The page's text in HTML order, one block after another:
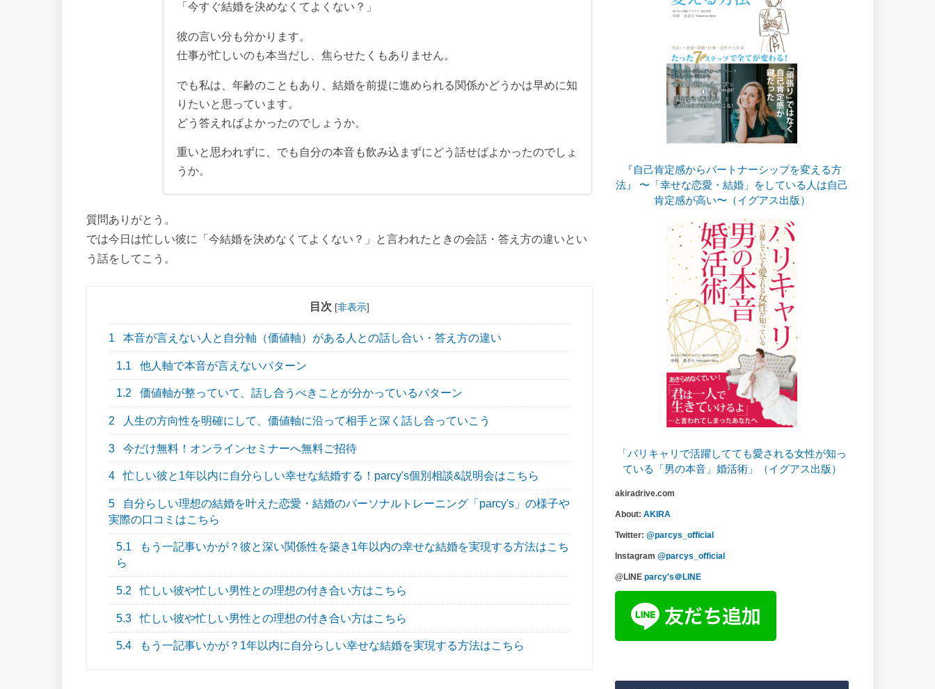
「今すぐ結婚を決めなくてよくない？」
彼の言い分も分かります。
仕事が忙しいのも本当だし、焦らせたくもありません。
でも私は、年齢のこともあり、結婚を前提に進められる関係かどうかは早めに知
りたいと思っています。
どう答えればよかったのでしょうか。
重いと思われずに、でも自分の本音も飲み込まずにどう話せばよかったのでしょ
うか。
質問ありがとう。
では今日は忙しい彼に「今結婚を決めなくてよくない？」と言われたときの会話・答え方の違いとい
う話をしてこう。
目次 [非表示]
1 本音が言えない人と自分軸（価値軸）がある人との話し合い・答え方の違い
1.1 他人軸で本音が言えないパターン
1.2 価値軸が整っていて、話し合うべきことが分かっているパターン
2 人生の方向性を明確にして、価値軸に沿って相手と深く話し合っていこう
3 今だけ無料！オンラインセミナーへ無料ご招待
4 忙しい彼と1年以内に自分らしい幸せな結婚する！parcy's個別相談&説明会はこちら
5
自分らしい理想の結婚を叶えた恋愛・結婚のパーソナルトレーニング「parcy's」の様子や
実際の口コミはこちら
5.1
もう一記事いかが？彼と深い関係性を築き1年以内の幸せな結婚を実現する方法はこち
ら
5.2 忙しい彼や忙しい男性との理想の付き合い方はこちら
5.3 忙しい彼や忙しい男性との理想の付き合い方はこちら
5.4 もう一記事いかが？1年以内に自分らしい幸せな結婚を実現する方法はこちら
『自己肯定感からパートナーシップを変える方
法』 〜「幸せな恋愛・結婚」をしている人は自己
肯定感が高い〜（イグアス出版）
「バリキャリで活躍してても愛される女性が知っ
ている「男の本音」婚活術」（イグアス出版）
akiradrive.com
About: AKIRA
Twitter: @parcys_official
Instagram @parcys_official
@LINE parcy's＠LINE